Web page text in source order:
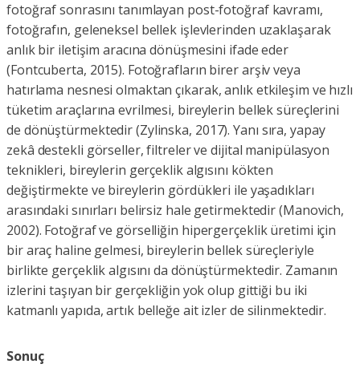
fotoğraf sonrasını tanımlayan post-fotoğraf kavramı,
fotoğrafın, geleneksel bellek işlevlerinden uzaklaşarak
anlık bir iletişim aracına dönüşmesini ifade eder
(Fontcuberta, 2015). Fotoğrafların birer arşiv veya
hatırlama nesnesi olmaktan çıkarak, anlık etkileşim ve hızlı
tüketim araçlarına evrilmesi, bireylerin bellek süreçlerini
de dönüştürmektedir (Zylinska, 2017). Yanı sıra, yapay
zekâ destekli görseller, filtreler ve dijital manipülasyon
teknikleri, bireylerin gerçeklik algısını kökten
değiştirmekte ve bireylerin gördükleri ile yaşadıkları
arasındaki sınırları belirsiz hale getirmektedir (Manovich,
2002). Fotoğraf ve görselliğin hipergerçeklik üretimi için
bir araç haline gelmesi, bireylerin bellek süreçleriyle
birlikte gerçeklik algısını da dönüştürmektedir. Zamanın
izlerini taşıyan bir gerçekliğin yok olup gittiği bu iki
katmanlı yapıda, artık belleğe ait izler de silinmektedir.
Sonuç